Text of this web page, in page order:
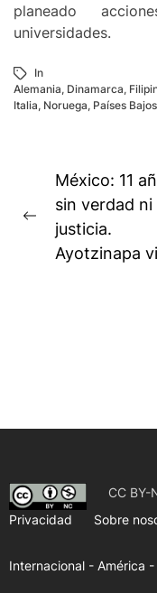
planeado
universidades.
In
Alemania, Dinamarca,
Italia, Noruega, Países Bajos
de
entradas
Previous
post:
México: 11
sin verdad ni
justicia.
Ayotzinapa
CC BY-
Privacidad
Sobre
Internacional - América -